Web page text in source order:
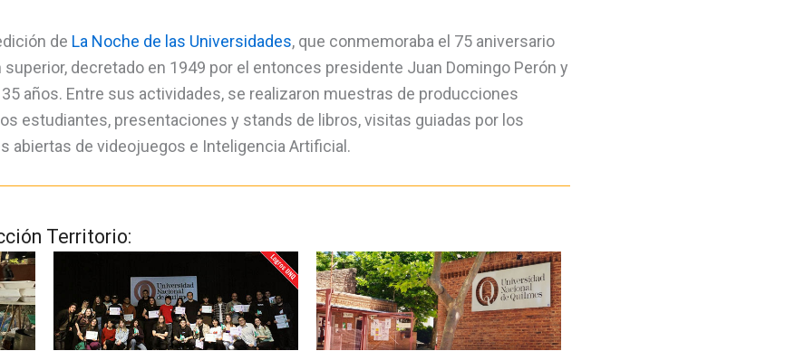
de La Noche de las Universidades, que conmemoraba el 75 aniversario
superior, decretado en 1949 por el entonces presidente Juan Domingo Perón y
años. Entre sus actividades, se realizaron muestras de producciones
estudiantes, presentaciones y stands de libros, visitas guiadas por los
abiertas de videojuegos e Inteligencia Artificial.
Territorio: